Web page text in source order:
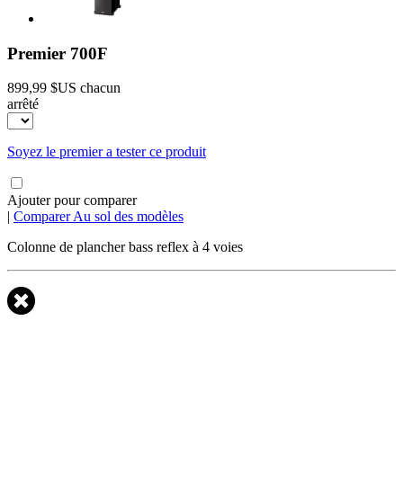
Premier 700F
899,99 $US chacun
arrêté
Soyez le premier a tester ce produit
Ajouter pour comparer
| Comparer Au sol des modèles
Colonne de plancher bass reflex à 4 voies